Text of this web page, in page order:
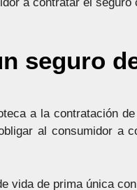
seguro
a la contratación
al consumidor a
vida de prima única